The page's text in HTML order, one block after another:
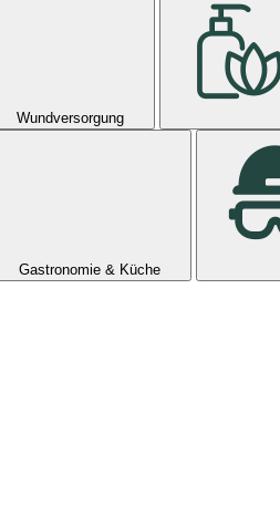
Wundversorgung
Gastronomie & Küche